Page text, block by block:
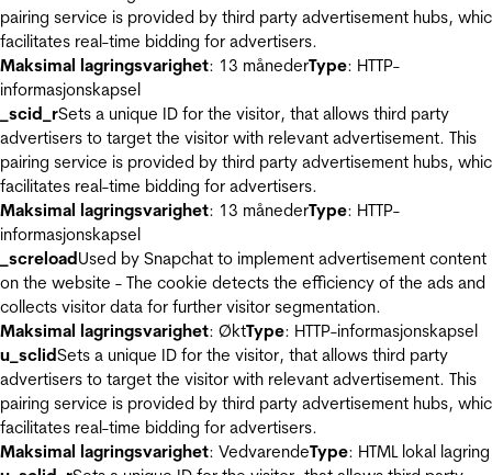
pairing service is provided by third party advertisement hubs,
facilitates real-time bidding for advertisers.
Maksimal lagringsvarighet: 13 månederType: HTTP-
informasjonskapsel
_scid_rSets a unique ID for the visitor, that allows third party
advertisers to target the visitor with relevant advertisement. This
pairing service is provided by third party advertisement hubs,
facilitates real-time bidding for advertisers.
Maksimal lagringsvarighet: 13 månederType: HTTP-
informasjonskapsel
_screloadUsed by Snapchat to implement advertisement content
on the website - The cookie detects the efficiency of the ads and
collects visitor data for further visitor segmentation.
Maksimal lagringsvarighet: ØktType: HTTP-informasjonskapsel
u_sclidSets a unique ID for the visitor, that allows third party
advertisers to target the visitor with relevant advertisement. This
pairing service is provided by third party advertisement hubs,
facilitates real-time bidding for advertisers.
Maksimal lagringsvarighet: VedvarendeType: HTML lokal lagring